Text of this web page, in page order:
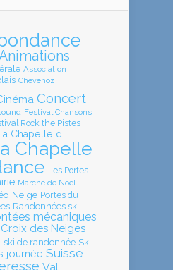
Association
Chevenoz
Concert
Festival Chansons
Rock the Pistes
La Chapelle d
Chapelle
Les Portes
Marché de Noël
Neige Portes du
Randonnées ski
mécaniques
des Neiges
ski de randonnée Ski
journée Suisse
Val